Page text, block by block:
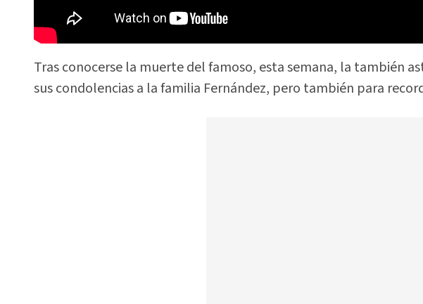
Tras conocerse la muerte del famoso, esta semana, la también
sus condolencias a la familia Fernández, pero también para